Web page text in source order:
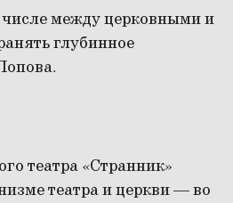
между церковными и
глубинное
театра «Странник»
театра и церкви — во